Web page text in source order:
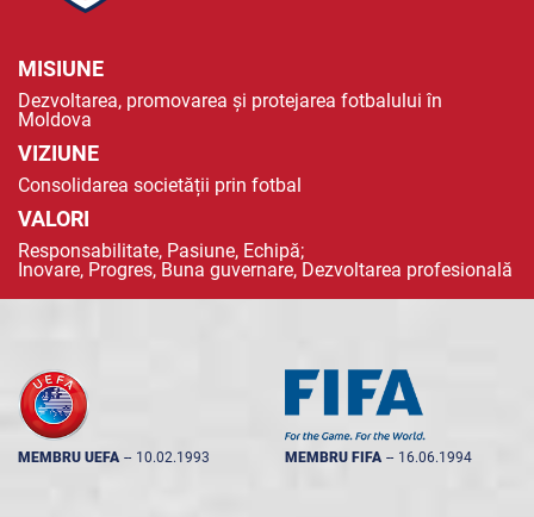
MISIUNE
Dezvoltarea, promovarea și protejarea fotbalului în
Moldova
VIZIUNE
Consolidarea societății prin fotbal
VALORI
Responsabilitate, Pasiune, Echipă;
Inovare, Progres, Buna guvernare, Dezvoltarea profesională
MEMBRU UEFA -- 10.02.1993 MEMBRU FIFA -- 16.06.1994